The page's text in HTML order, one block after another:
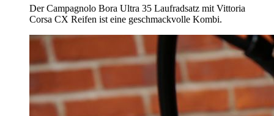
Der Campagnolo Bora Ultra 35 Laufradsatz mit Vittoria
Corsa CX Reifen ist eine geschmackvolle Kombi.